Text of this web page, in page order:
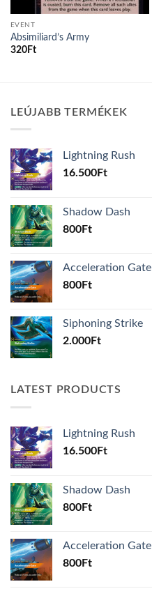
EVENT
Absimiliard’s Army
320Ft
LEÚJABB TERMÉKEK
Lightning Rush
16.500Ft
Shadow Dash
800Ft
Acceleration Gate
800Ft
Siphoning Strike
2.000Ft
LATEST PRODUCTS
Lightning Rush
16.500Ft
Shadow Dash
800Ft
Acceleration Gate
800Ft